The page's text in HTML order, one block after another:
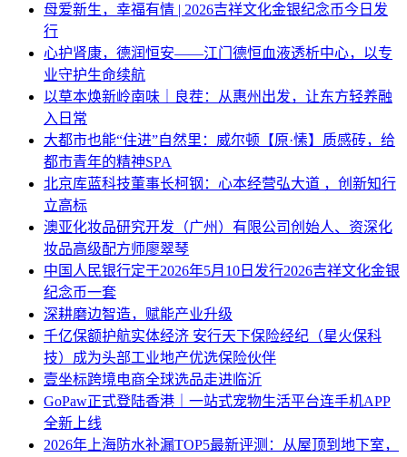
母爱新生，幸福有情 | 2026吉祥文化金银纪念币今日发
行
心护肾康，德润恒安——江门德恒血液透析中心，以专
业守护生命续航
以草本焕新岭南味｜良茬：从惠州出发，让东方轻养融
入日常
大都市也能“住进”自然里：威尔顿【原·愫】质感砖，给
都市青年的精神SPA
北京库蓝科技董事长柯钢：心本经营弘大道 ，创新知行
立高标
澳亚化妆品研究开发（广州）有限公司创始人、资深化
妆品高级配方师廖翠琴
中国人民银行定于2026年5月10日发行2026吉祥文化金银
纪念币一套
深耕磨边智造，赋能产业升级
千亿保额护航实体经济 安行天下保险经纪（星火保科
技）成为头部工业地产优选保险伙伴
壹坐标跨境电商全球选品走进临沂
GoPaw正式登陆香港｜一站式宠物生活平台连手机APP
全新上线
2026年上海防水补漏TOP5最新评测：从屋顶到地下室，